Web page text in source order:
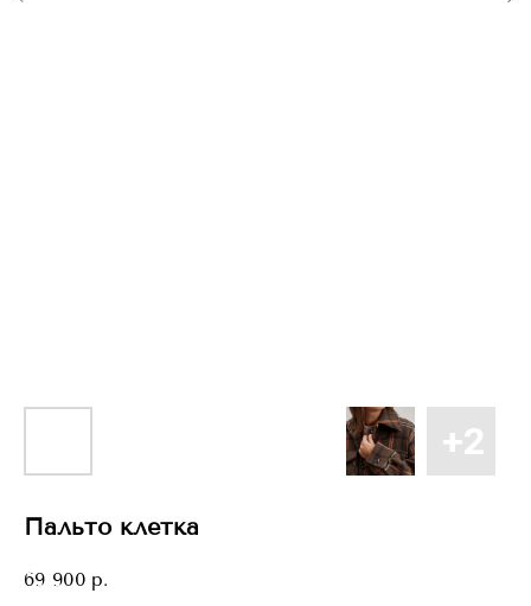
Пальто клетка
69 900 р.